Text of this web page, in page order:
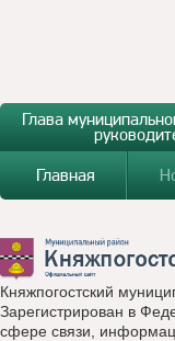
Глава
Главная
Княжпогостский
Зарегистрирован в
сфере связи,